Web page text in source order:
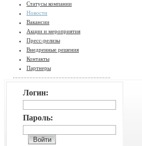
Статусы компании
Новости
Вакансии
Акции и мероприятия
Пресс-релизы
Внедренные решения
Контакты
Партнеры
Логин:
Пароль: